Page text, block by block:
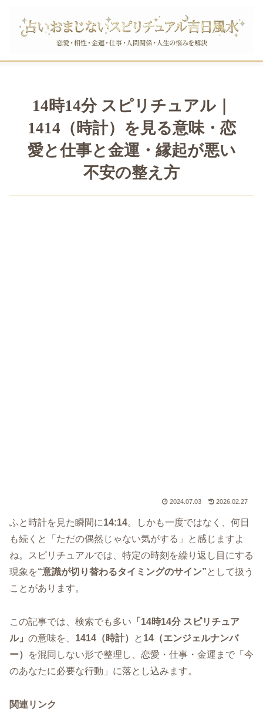
14時14分 スピリチュアル｜
1414（時計）を見る意味・恋
愛と仕事と金運・縁起が悪い
不安の整え方
2024.07.03 2026.02.27
ふと時計を見た瞬間に14:14。しかも一度ではなく、何日
も続くと「ただの偶然じゃない気がする」と感じますよ
ね。スピリチュアルでは、特定の時刻を繰り返し目にする
現象を“意識が切り替わるタイミングのサイン”として扱う
ことがあります。
この記事では、検索でも多い 「14時14分 スピリチュア
ル」 の意味を、 1414（時計） と 14（エンジェルナンバ
ー）
を混同しない形で整理し、恋愛・仕事・金運まで「今
のあなたに必要な行動」に落とし込みます。
関連リンク